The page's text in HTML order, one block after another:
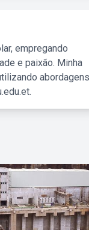
empregando
e paixão. Minha
abordagens